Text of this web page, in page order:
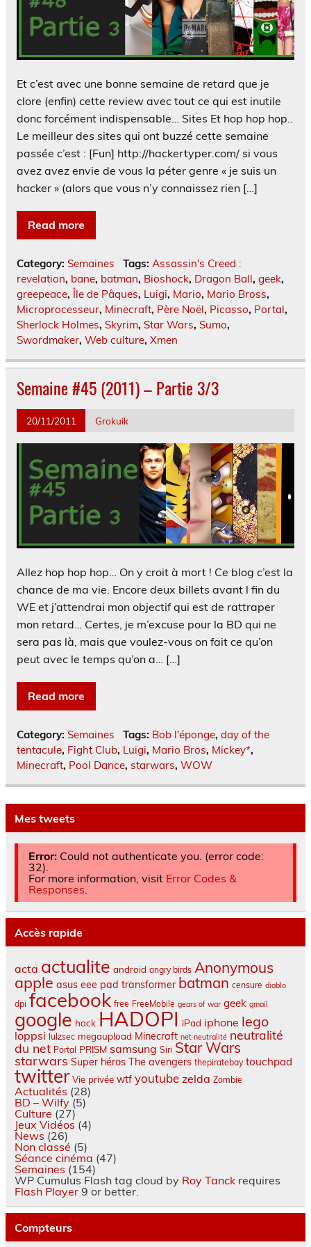
Et c’est avec une bonne semaine de retard que je
clore (enfin) cette review avec tout ce qui est inutile
donc forcément indispensable… Sites Et hop hop hop..
Le meilleur des sites qui ont buzzé cette semaine
passée c’est : [Fun] http://hackertyper.com/ si vous
avez avez envie de vous la péter genre « je suis un
hacker » (alors que vous n’y connaissez rien […]
Read more
Category: Semaines Tags: Assassin's Creed :
revelation, bane, batman, Bioshock, Dragon Ball, geek,
greepeace, Île de Pâques, Luigi, Mario, Mario Bross,
Microprocesseur, Minecraft, Père Noël, Picasso, Portal,
Sherlock Holmes, Skyrim, Star Wars, Sumo,
Swordmaker, Web culture, Xmen
Semaine #45 (2011) – Partie 3/3
20/11/2011 Grokuik
Allez hop hop hop… On y croit à mort ! Ce blog c’est la
chance de ma vie. Encore deux billets avant l fin du
WE et j’attendrai mon objectif qui est de rattraper
mon retard… Certes, je m’excuse pour la BD qui ne
sera pas là, mais que voulez-vous on fait ce qu’on
peut avec le temps qu’on a… […]
Read more
Category: Semaines Tags: Bob l'éponge, day of the
tentacule, Fight Club, Luigi, Mario Bros, Mickey*,
Minecraft, Pool Dance, starwars, WOW
Mes tweets
Error:Could not authenticate you. (error code:
32).
For more information, visit Error Codes &
Responses.
Accès rapide
acta actualite android angry birds Anonymous
apple asus eee pad transformer batman censure diablo
dpi facebook free FreeMobile gears of war geek gmail
google hack HADOPI iPad iphone lego
loppsi lulzsec megaupload Minecraft net neutralité neutralité
du net Portal PRISM samsung Siri Star Wars
starwars Super héros The avengers thepiratebay touchpad
twitter Vie privée wtf youtube zelda Zombie
Actualités (28)
BD – Wilfy(5)
Culture (27)
Jeux Vidéos (4)
News (26)
Non classé (5)
Séance cinéma (47)
Semaines (154)
WP Cumulus Flash tag cloud by Roy Tanckrequires
Flash Player9 or better.
Compteurs